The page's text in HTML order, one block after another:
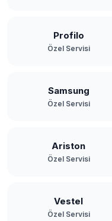
Profilo
Özel Servisi
Samsung
Özel Servisi
Ariston
Özel Servisi
Vestel
Özel Servisi